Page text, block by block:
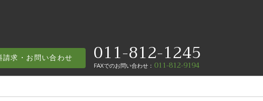
請求・ お問い合わせ 011-812-1245
FAXでのお問い合わせ ： 011-812-9194